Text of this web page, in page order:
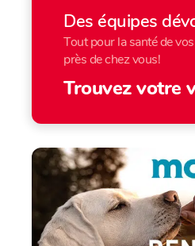
Des équipes
Tout pour la santé de
près de chez vous!
Trouvez votre